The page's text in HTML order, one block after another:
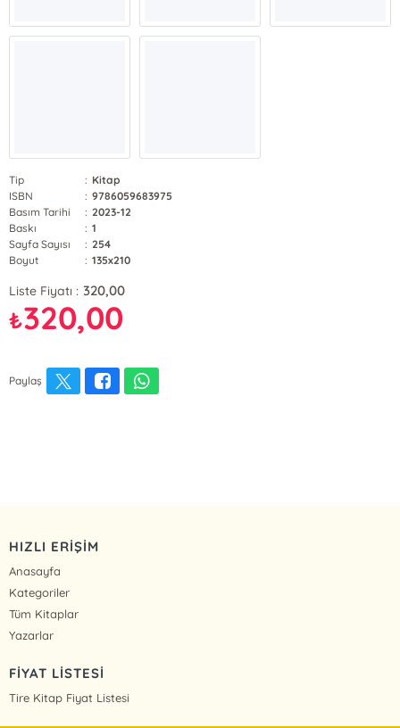
Tip : Kitap
ISBN
: 9786059683975
Basım Tarihi
: 2023-12
Baskı
: 1
Sayfa Sayısı
: 254
Boyut
: 135x210
Liste Fiyatı : 320,00
₺320,00
Paylaş
HIZLI ERİŞİM
Anasayfa
Kategoriler
Tüm Kitaplar
Yazarlar
FİYAT LİSTESİ
Tire Kitap Fiyat Listesi